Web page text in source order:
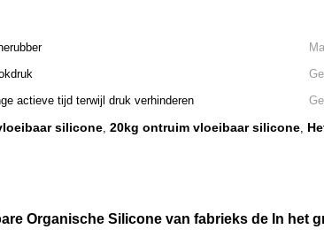
actieve tijd terwijl druk verhinderen
silicone, 20kg ontruim vloeibaar silicone,
Organische Silicone van fabrieks de In het